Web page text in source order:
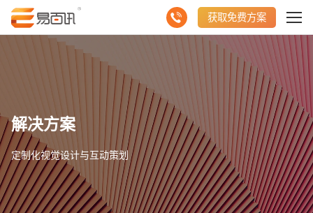
获取免费方案
解决方案
定制化视觉设计与互动策划